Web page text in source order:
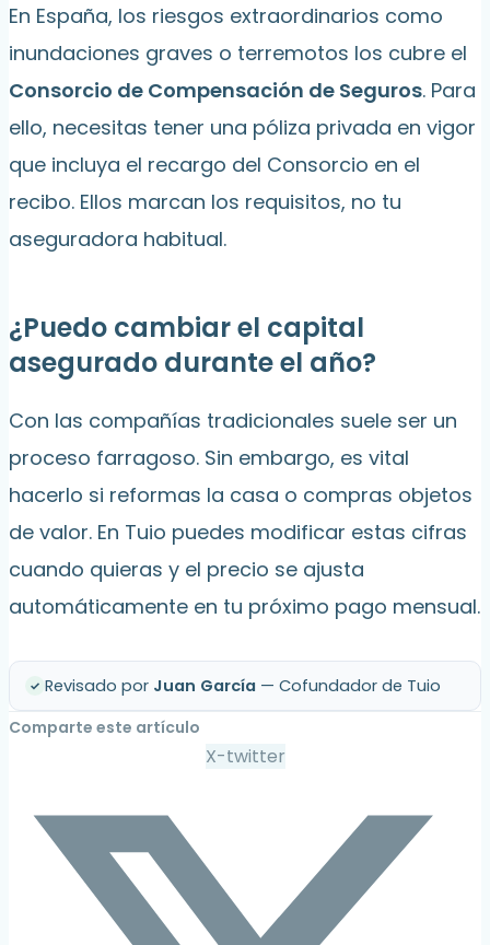
En España, los riesgos extraordinarios como
inundaciones graves o terremotos los cubre el
Consorcio de Compensación de Seguros. Para
ello, necesitas tener una póliza privada en vigor
que incluya el recargo del Consorcio en el
recibo. Ellos marcan los requisitos, no tu
aseguradora habitual.
¿Puedo cambiar el capital
asegurado durante el año?
Con las compañías tradicionales suele ser un
proceso farragoso. Sin embargo, es vital
hacerlo si reformas la casa o compras objetos
de valor. En Tuio puedes modificar estas cifras
cuando quieras y el precio se ajusta
automáticamente en tu próximo pago mensual.
✓ Revisado por Juan García — Cofundador de Tuio
Comparte este artículo
X-twitter